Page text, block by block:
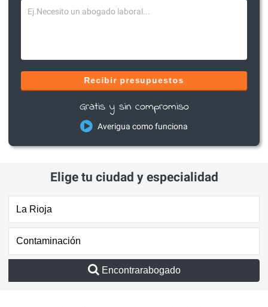
Recibir presupuestos
Gratis y sin compromiso
Averigua como funciona
Elige tu ciudad y especialidad
Encontrarabogado